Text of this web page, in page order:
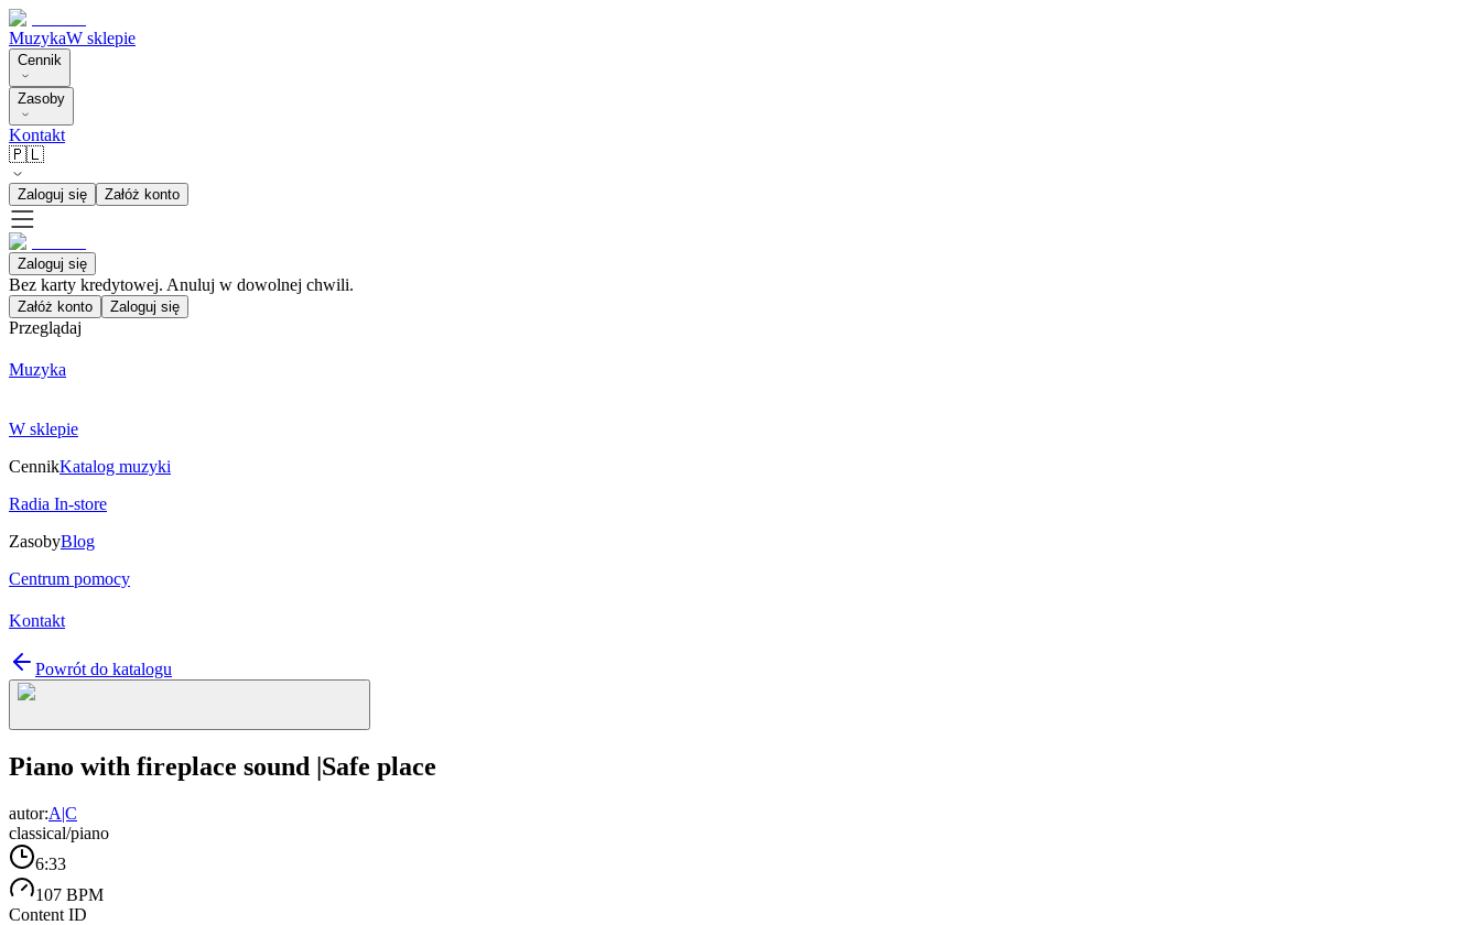
MuzykaW sklepie
Cennik
Zasoby
Kontakt
🇵🇱
Zaloguj się Załóż konto
Zaloguj się
Bez karty kredytowej. Anuluj w dowolnej chwili.
Załóż konto Zaloguj się
Przeglądaj
Muzyka
W sklepie
CennikKatalog muzyki
Radia In-store
ZasobyBlog
Centrum pomocy
Kontakt
Powrót do katalogu
Piano with fireplace sound |Safe place
autor:A|C
classical/piano
6:33
107 BPM
Content ID